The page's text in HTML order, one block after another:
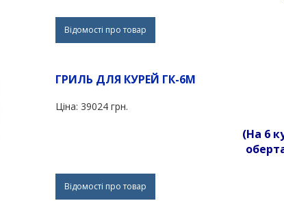
Відомості про товар
ГРИЛЬ ДЛЯ КУРЕЙ ГК-6М
Ціна: 39024 грн.
(На 6
Відомості про товар